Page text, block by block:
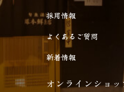
採用情報
よくあるご質問
新着情報
オンラインショッ